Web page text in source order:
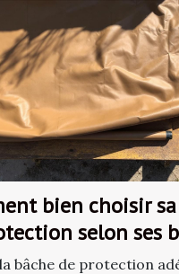
bien choisir
selon ses
bâche de protection